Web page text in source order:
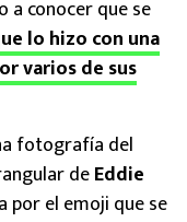
a conocer que se
lo hizo con una
varios de sus
fotografía del
deEddie
por el emoji que se